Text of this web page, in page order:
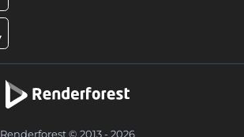
Renderforest © 2013 - 2026